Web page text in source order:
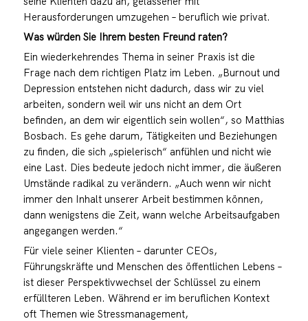
Herausforderungen umzugehen – beruflich wie privat.
Was würden Sie Ihrem besten Freund raten?
Ein wiederkehrendes Thema in seiner Praxis ist die
Frage nach dem richtigen Platz im Leben. „Burnout und
Depression entstehen nicht dadurch, dass wir zu viel
arbeiten, sondern weil wir uns nicht an dem Ort
befinden, an dem wir eigentlich sein wollen“, so Matthias
Bosbach. Es gehe darum, Tätigkeiten und Beziehungen
zu finden, die sich „spielerisch“ anfühlen und nicht wie
eine Last. Dies bedeute jedoch nicht immer, die äußeren
Umstände radikal zu verändern. „Auch wenn wir nicht
immer den Inhalt unserer Arbeit bestimmen können,
dann wenigstens die Zeit, wann welche Arbeitsaufgaben
angegangen werden.“
Für viele seiner Klienten – darunter CEOs,
Führungskräfte und Menschen des öffentlichen Lebens –
ist dieser Perspektivwechsel der Schlüssel zu einem
erfüllteren Leben. Während er im beruflichen Kontext
oft Themen wie Stressmanagement,